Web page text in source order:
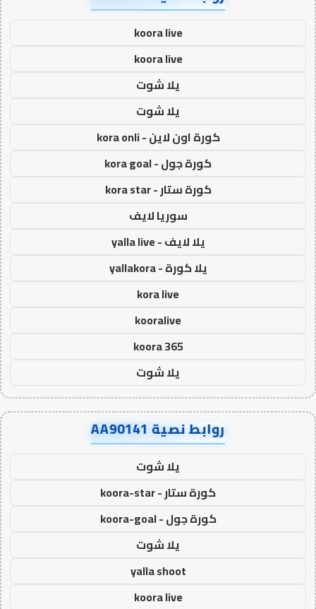
koora live
koora live
يلا شوت
يلا شوت
كورة اون لاين - kora onli
كورة جول - kora goal
كورة ستار - kora star
سوريا لايف
يلا لايف - yalla live
يلا كورة - yallakora
kora live
kooralive
koora 365
يلا شوت
روابط نصية AA90141
يلا شوت
كورة ستار - koora-star
كورة جول - koora-goal
يلا شوت
yalla shoot
koora live